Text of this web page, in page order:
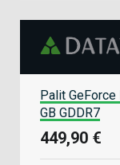
Palit GeForce
GB GDDR7
449,90 €